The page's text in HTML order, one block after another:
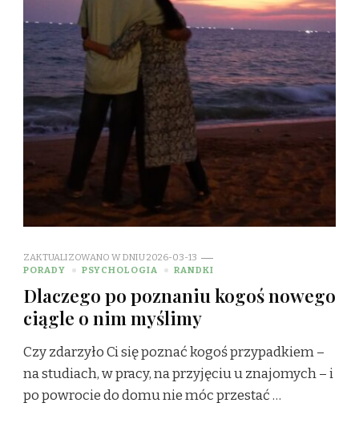
ZAKTUALIZOWANO W DNIU2026-03-13
PORADY
PSYCHOLOGIA RANDKI
Dlaczego po poznaniu kogoś nowego
ciągle o nim myślimy
Czy zdarzyło Ci się poznać kogoś przypadkiem –
na studiach, w pracy, na przyjęciu u znajomych – i
po powrocie do domu nie móc przestać …